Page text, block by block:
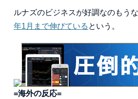
ルナズのビジネスが好調なのもう
年1月まで伸びている という。
=海外の反応=